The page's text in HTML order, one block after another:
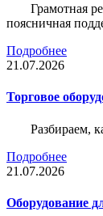
Грамотная
поясничная
Подробнее
21.07.2026
Торговое
Разбираем,
Подробнее
21.07.2026
Оборудование